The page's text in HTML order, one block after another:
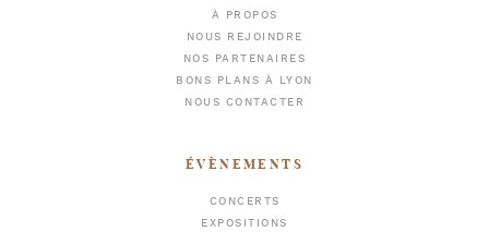
À PROPOS
NOUS REJOINDRE
NOS PARTENAIRES
BONS PLANS À LYON
NOUS CONTACTER
ÉVÈNEMENTS
CONCERTS
EXPOSITIONS